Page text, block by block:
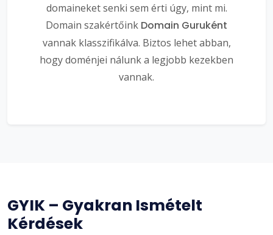
domaineket senki sem érti úgy, mint mi.
Domain szakértőink Domain Guruként
vannak klasszifikálva. Biztos lehet abban,
hogy doménjei nálunk a legjobb kezekben
vannak.
GYIK – Gyakran Ismételt
Kérdések